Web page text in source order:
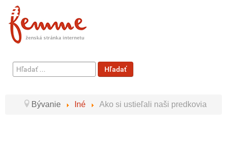
Hľadať
...
Hľadať
Bývanie Iné Ako si ustieľali naši predkovia